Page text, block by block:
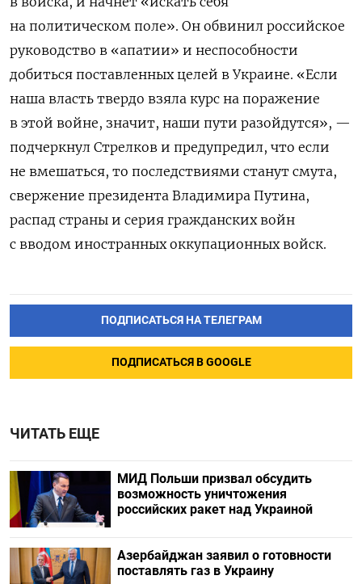
на политическом поле». Он обвинил российское
руководство в «апатии» и неспособности
добиться поставленных целей в Украине. «Если
наша власть твердо взяла курс на поражение
в этой войне, значит, наши пути разойдутся», —
подчеркнул Стрелков и предупредил, что если
не вмешаться, то последствиями станут смута,
свержение президента Владимира Путина,
распад страны и серия гражданских войн
с вводом иностранных оккупационных войск.
ПОДПИСАТЬСЯ НА ТЕЛЕГРАМ
ПОДПИСАТЬСЯ В GOOGLE
ЧИТАТЬ ЕЩЕ
МИД Польши призвал обсудить
возможность уничтожения
российских ракет над Украиной
Азербайджан заявил о готовности
поставлять газ в Украину